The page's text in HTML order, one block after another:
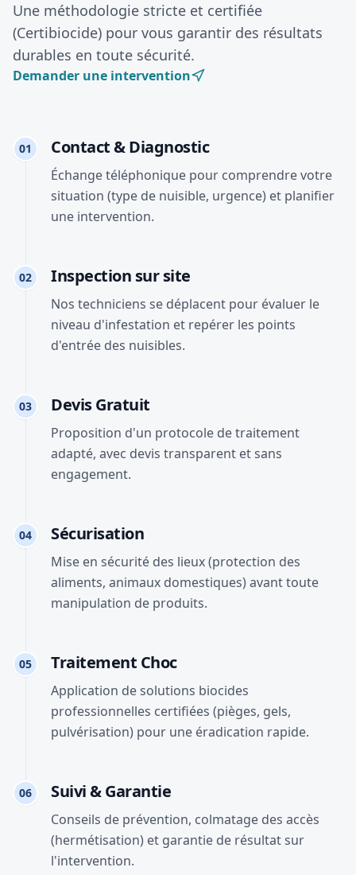
Une méthodologie stricte et certifiée
(Certibiocide) pour vous garantir des résultats
durables en toute sécurité.
Demander une intervention
01 Contact & Diagnostic
Échange téléphonique pour comprendre votre
situation (type de nuisible, urgence) et planifier
une intervention.
02 Inspection sur site
Nos techniciens se déplacent pour évaluer le
niveau d'infestation et repérer les points
d'entrée des nuisibles.
03 Devis Gratuit
Proposition d'un protocole de traitement
adapté, avec devis transparent et sans
engagement.
04 Sécurisation
Mise en sécurité des lieux (protection des
aliments, animaux domestiques) avant toute
manipulation de produits.
05 Traitement Choc
Application de solutions biocides
professionnelles certifiées (pièges, gels,
pulvérisation) pour une éradication rapide.
06 Suivi & Garantie
Conseils de prévention, colmatage des accès
(hermétisation) et garantie de résultat sur
l'intervention.